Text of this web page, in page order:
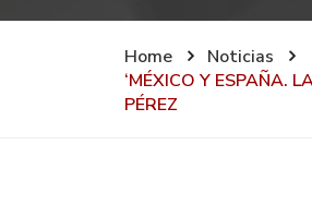
Home
Noticias
‘MÉXICO Y ESPAÑA.
PÉREZ